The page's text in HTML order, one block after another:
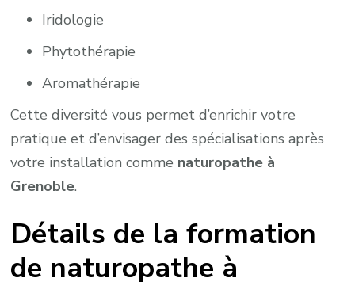
Iridologie
Phytothérapie
Aromathérapie
Cette diversité vous permet d’enrichir votre
pratique et d’envisager des spécialisations après
votre installation comme naturopathe à
Grenoble.
Détails de la formation
de naturopathe à